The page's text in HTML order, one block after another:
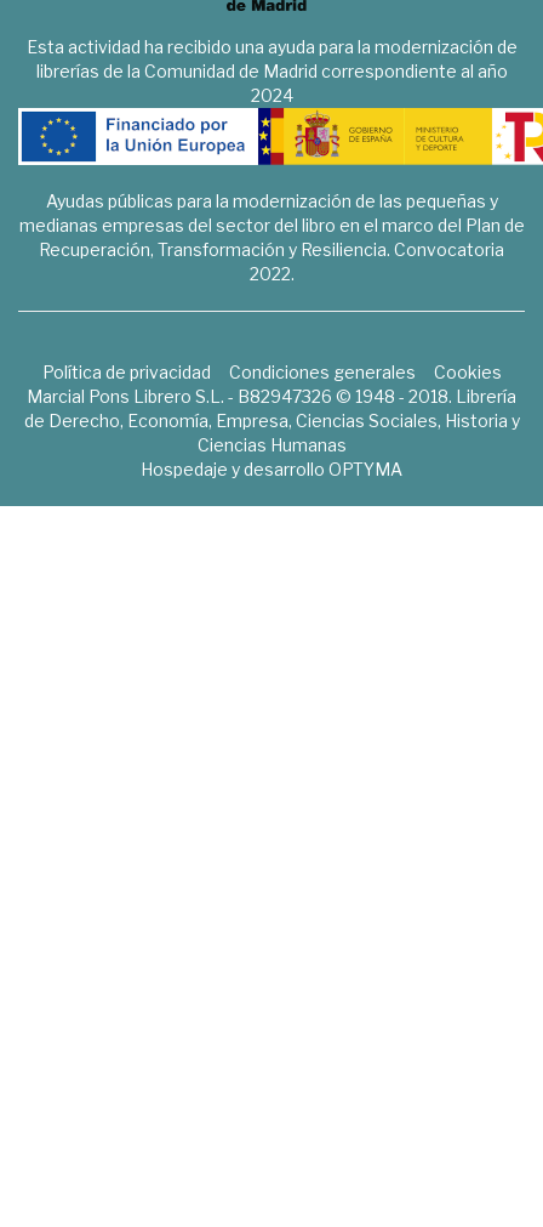
Esta actividad ha recibido una ayuda para la modernización de
librerías de la Comunidad de Madrid correspondiente al año
2024
Ayudas públicas para la modernización de las pequeñas y
medianas empresas del sector del libro en el marco del Plan de
Recuperación, Transformación y Resiliencia. Convocatoria
2022.
Política de privacidad Condiciones generales
Cookies
Marcial Pons Librero S.L. - B82947326 © 1948 - 2018. Librería
de Derecho, Economía, Empresa, Ciencias Sociales, Historia y
Ciencias Humanas
Hospedaje y desarrollo OPTYMA